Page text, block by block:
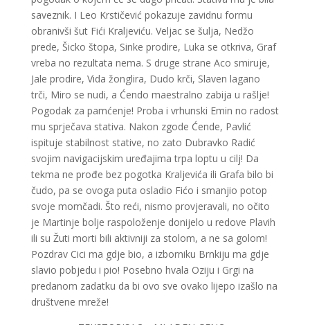
saveznik. I Leo Krstičević pokazuje zavidnu formu
obranivši šut Fići Kraljeviću. Veljac se šulja, Nedžo
prede, Šicko štopa, Sinke prodire, Luka se otkriva, Graf
vreba no rezultata nema. S druge strane Aco smiruje,
Jale prodire, Vida žonglira, Dudo krči, Slaven lagano
trči, Miro se nudi, a Ćendo maestralno zabija u rašlje!
Pogodak za pamćenje! Proba i vrhunski Emin no radost
mu sprječava stativa. Nakon zgode Ćende, Pavlić
ispituje stabilnost stative, no zato Dubravko Radić
svojim navigacijskim uređajima trpa loptu u cilj! Da
tekma ne prođe bez pogotka Kraljevića ili Grafa bilo bi
čudo, pa se ovoga puta osladio Fićo i smanjio potop
svoje momčadi. Što reći, nismo provjeravali, no očito
je Martinje bolje raspoloženje donijelo u redove Plavih
ili su Žuti morti bili aktivniji za stolom, a ne sa golom!
Pozdrav Cici ma gdje bio, a izborniku Brnkiju ma gdje
slavio pobjedu i pio! Posebno hvala Oziju i Grgi na
predanom zadatku da bi ovo sve ovako lijepo izašlo na
društvene mreže!